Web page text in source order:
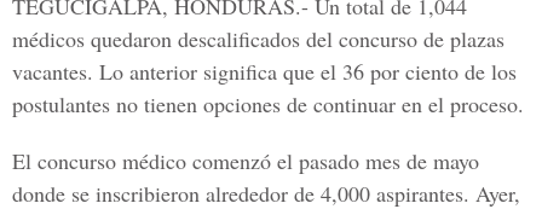
TEGUCIGALPA, HONDURAS.- Un total de 1,044
médicos quedaron descalificados del concurso de plazas
vacantes. Lo anterior significa que el 36 por ciento de los
postulantes no tienen opciones de continuar en el proceso.
El concurso médico comenzó el pasado mes de mayo
donde se inscribieron alrededor de 4,000 aspirantes. Ayer,